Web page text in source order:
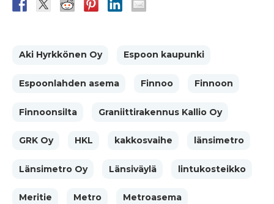
Aki Hyrkkönen Oy Espoon kaupunki
Espoonlahden asema Finnoo Finnoon
Finnoonsilta Graniittirakennus Kallio Oy
GRK Oy HKL kakkosvaihe länsimetro
Länsimetro Oy Länsiväylä lintukosteikko
Meritie Metro Metroasema